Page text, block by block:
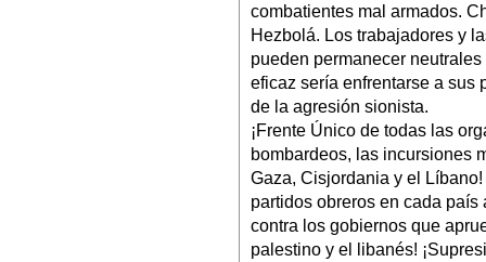
combatientes mal armados.
Hezbolá. Los trabajadores y
pueden permanecer
eficaz sería enfrentarse a sus
de la agresión sionista.
¡Frente Único de todas las
bombardeos, las incursiones
Gaza, Cisjordania y el
partidos obreros en cada
contra los gobiernos que
palestino y el libanés!